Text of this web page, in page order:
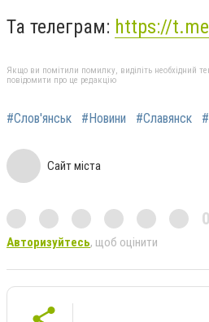
Та телеграм: https://
Якщо ви помітили помилку, виділіть необхідний
повідомити про це редакцію
#Слов'янськ #Новини #Славянск
Сайт міста
Авторизуйтесь, щоб оцінити